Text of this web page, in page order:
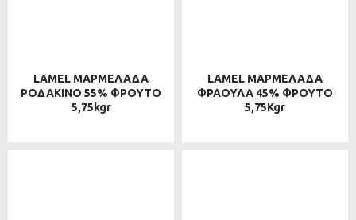
LAMEL ΜΑΡΜΕΛΑΔΑ
ΡΟΔΑΚΙΝΟ 55% ΦΡΟΥΤΟ
5,75kgr
LAMEL ΜΑΡΜΕΛΑΔΑ
ΦΡΑΟΥΛΑ 45% ΦΡΟΥΤΟ
5,75Kgr